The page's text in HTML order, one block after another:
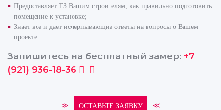
Предоставляет ТЗ Вашим строителям, как правильно подготовить
помещение к установке;
Знает все и дает исчерпывающие ответы на вопросы о Вашем
проекте.
Запишитесь на бесплатный замер: +7
(921) 936-18-36
≫ ОСТАВЬТЕ ЗАЯВКУ ≪